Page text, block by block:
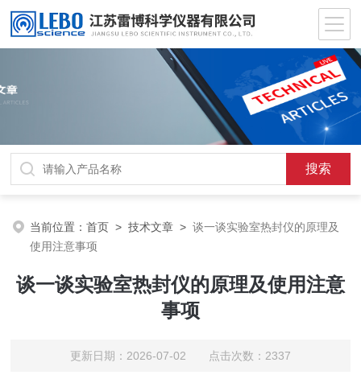
当前位置：首页 >技术文章 >谈一谈实验室热封仪的原理及
使用注意事项
谈一谈实验室热封仪的原理及使用注意
事项
更新日期：2026-07-02 点击次数：2337